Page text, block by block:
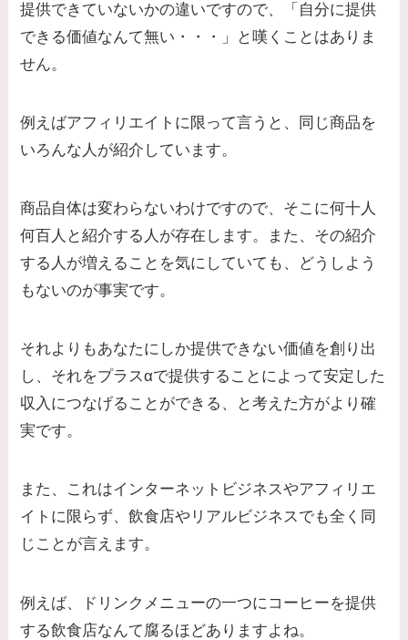
提供できていないかの違いですので、「自分に提供
できる価値なんて無い・・・」と嘆くことはありま
せん。
例えばアフィリエイトに限って言うと、同じ商品を
いろんな人が紹介しています。
商品自体は変わらないわけですので、そこに何十人
何百人と紹介する人が存在します。また、その紹介
する人が増えることを気にしていても、どうしよう
もないのが事実です。
それよりもあなたにしか提供できない価値を創り出
し、それをプラスαで提供することによって安定した
収入につなげることができる、と考えた方がより確
実です。
また、これはインターネットビジネスやアフィリエ
イトに限らず、飲食店やリアルビジネスでも全く同
じことが言えます。
例えば、ドリンクメニューの一つにコーヒーを提供
する飲食店なんて腐るほどありますよね。